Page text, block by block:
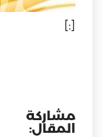
[:]
مشاركة
المقال: